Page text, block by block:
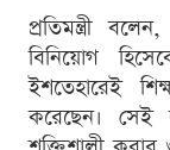
প্রতিমন্ত্রী
বিনিয়োগ
ইশতেহারেই
করেছেন। সেই